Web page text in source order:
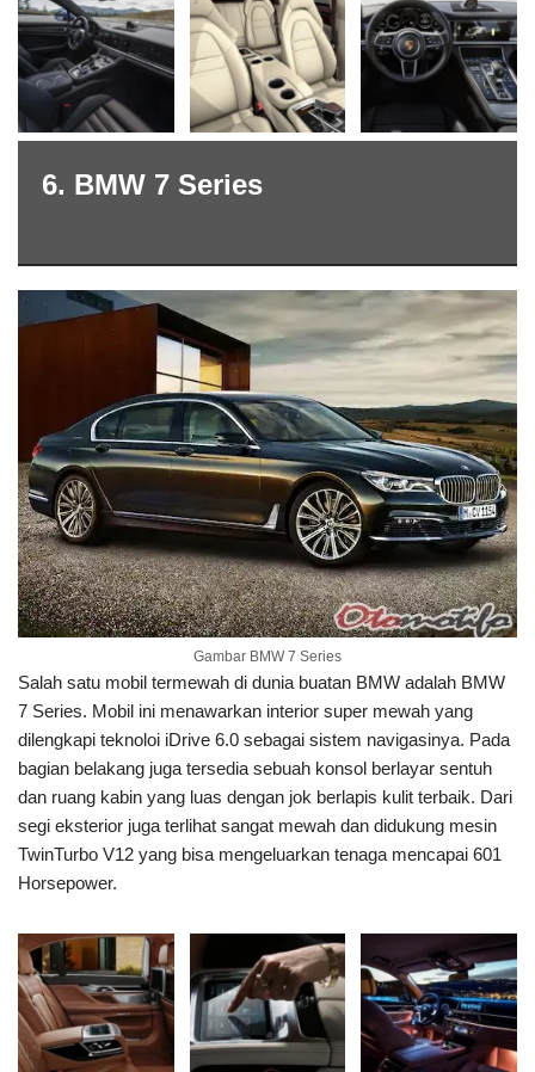
6. BMW 7 Series
Gambar BMW 7 Series
Salah satu mobil termewah di dunia buatan BMW adalah BMW
7 Series. Mobil ini menawarkan interior super mewah yang
dilengkapi teknoloi iDrive 6.0 sebagai sistem navigasinya. Pada
bagian belakang juga tersedia sebuah konsol berlayar sentuh
dan ruang kabin yang luas dengan jok berlapis kulit terbaik. Dari
segi eksterior juga terlihat sangat mewah dan didukung mesin
TwinTurbo V12 yang bisa mengeluarkan tenaga mencapai 601
Horsepower.